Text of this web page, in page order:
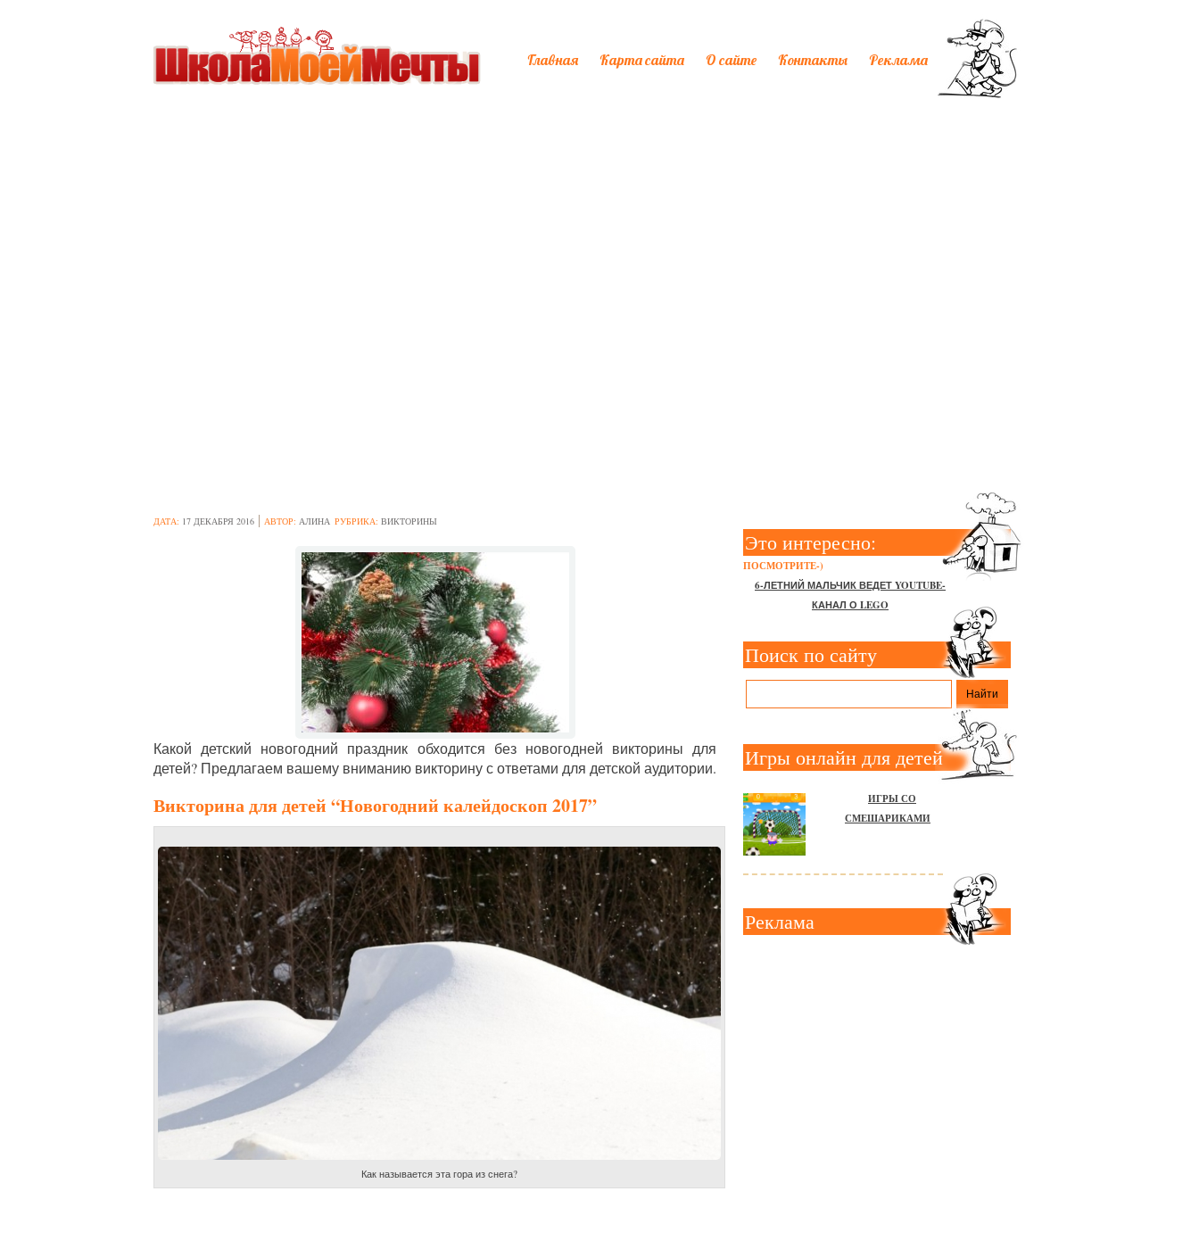
Главная Карта сайта О сайте Контакты Реклама
ДАТА: 17 ДЕКАБРЯ 2016 АВТОР: АЛИНА РУБРИКА: ВИКТОРИНЫ
Какой детский новогодний праздник обходится без новогодней викторины для
детей? Предлагаем вашему вниманию викторину с ответами для детской аудитории.
Викторина для детей “Новогодний калейдоскоп 2017”
Как называется эта гора из снега?
Это интересно:
ПОСМОТРИТЕ-)
6-ЛЕТНИЙ МАЛЬЧИК ВЕДЕТ YOUTUBE-
КАНАЛ О LEGO
Поиск по сайту
Игры онлайн для детей
ИГРЫ СО
СМЕШАРИКАМИ
Реклама